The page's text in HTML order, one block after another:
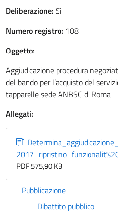
Deliberazione: Sì
Numero registro: 108
Oggetto:
Aggiudicazione procedura
del bando per l’acquisto del
tapparelle sede ANBSC di Roma
Allegati:
PDF 575,90 KB
Pubblicazione
Dibattito pubblico